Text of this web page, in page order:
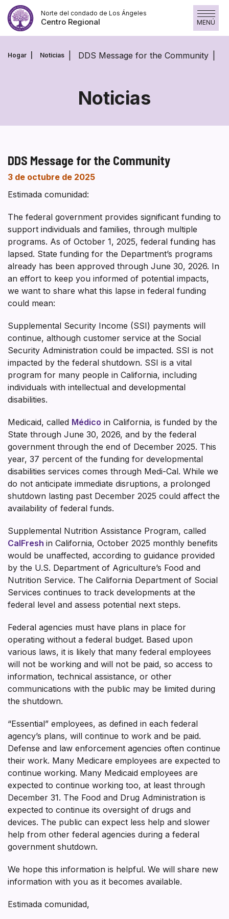
Saltar
contenido
Norte del condado de Los Ángeles
Centro Regional MENÚ
Hogar Noticias DDS Message for the Community
Noticias
DDS Message for the Community
3 de octubre de 2025
Estimada comunidad:
The federal government provides significant funding to
support individuals and families, through multiple
programs. As of October 1, 2025, federal funding has
lapsed. State funding for the Department’s programs
already has been approved through June 30, 2026. In
an effort to keep you informed of potential impacts,
we want to share what this lapse in federal funding
could mean:
Supplemental Security Income (SSI) payments will
continue, although customer service at the Social
Security Administration could be impacted. SSI is not
impacted by the federal shutdown. SSI is a vital
program for many people in California, including
individuals with intellectual and developmental
disabilities.
Medicaid, called Médico in California, is funded by the
State through June 30, 2026, and by the federal
government through the end of December 2025. This
year, 37 percent of the funding for developmental
disabilities services comes through Medi-Cal. While we
do not anticipate immediate disruptions, a prolonged
shutdown lasting past December 2025 could affect the
availability of federal funds.
Supplemental Nutrition Assistance Program, called
CalFresh in California, October 2025 monthly benefits
would be unaffected, according to guidance provided
by the U.S. Department of Agriculture’s Food and
Nutrition Service. The California Department of Social
Services continues to track developments at the
federal level and assess potential next steps.
Federal agencies must have plans in place for
operating without a federal budget. Based upon
various laws, it is likely that many federal employees
will not be working and will not be paid, so access to
information, technical assistance, or other
communications with the public may be limited during
the shutdown.
“Essential” employees, as defined in each federal
agency’s plans, will continue to work and be paid.
Defense and law enforcement agencies often continue
their work. Many Medicare employees are expected to
continue working. Many Medicaid employees are
expected to continue working too, at least through
December 31. The Food and Drug Administration is
expected to continue its oversight of drugs and
devices. The public can expect less help and slower
help from other federal agencies during a federal
government shutdown.
We hope this information is helpful. We will share new
information with you as it becomes available.
Estimada comunidad,